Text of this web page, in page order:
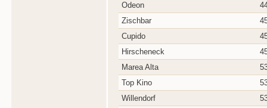
Odeon
Zischbar
Cupido
Hirscheneck
Marea Alta
Top Kino
Willendorf